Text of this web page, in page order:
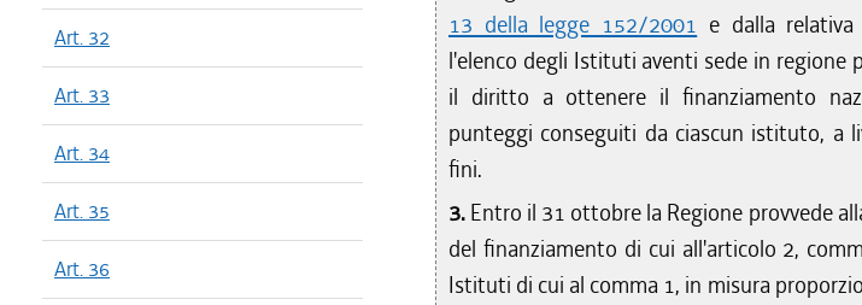
Art. 32
Art. 33
Art. 34
Art. 35
Art. 36
13 della legge 152/2001 e dalla
l'elenco degli Istituti aventi sede in regione
il diritto a ottenere il finanziamento
punteggi conseguiti da ciascun istituto, a
fini.
3. Entro il 31 ottobre la Regione provvede
del finanziamento di cui all'articolo 2,
Istituti di cui al comma 1, in misura